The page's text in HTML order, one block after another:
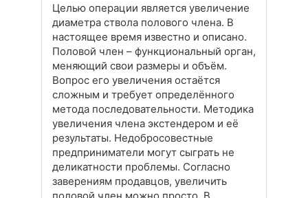
Целью операции является увеличение
диаметра ствола полового члена. В
настоящее время известно и описано.
Половой член – функциональный орган,
меняющий свои размеры и объём.
Вопрос его увеличения остаётся
сложным и требует определённого
метода последовательности. Методика
увеличения члена экстендером и её
результаты. Недобросовестные
предприниматели могут сыграть не
деликатности проблемы. Согласно
заверениям продавцов, увеличить